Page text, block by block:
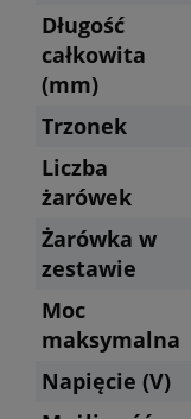
Długość
całkowita
(mm)
Trzonek
Liczba
żarówek
Żarówka w
zestawie
Moc
maksymalna
Napięcie (V)